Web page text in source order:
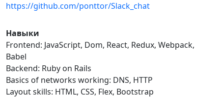
https://github.com/ponttor/Slack_chat
Навыки
Frontend: JavaScript, Dom, React, Redux, Webpack,
Babel
Backend: Ruby on Rails
Basics of networks working: DNS, HTTP
Layout skills: HTML, CSS, Flex, Bootstrap